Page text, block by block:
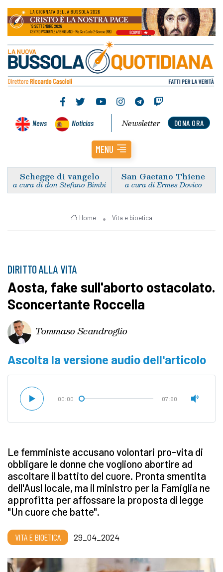
News Noticias DONA ORA
Newsletter
MENU
Schegge di vangelo
a cura di don Stefano Bimbi
San Gaetano Thiene
a cura di Ermes Dovico
Home Vita e bioetica
DIRITTO ALLA VITA
Aosta, fake sull'aborto ostacolato.
Sconcertante Roccella
Tommaso Scandroglio
Ascolta la versione audio dell'articolo
00:00 07:60
Le femministe accusano volontari pro-vita di
obbligare le donne che vogliono abortire ad
ascoltare il battito del cuore. Pronta smentita
dell'Ausl locale, ma il ministro per la Famiglia ne
approfitta per affossare la proposta di legge
"Un cuore che batte".
VITA E BIOETICA 29_04_2024